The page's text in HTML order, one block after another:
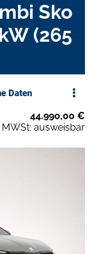
Sko
(265
Daten
44.990,00 €
MWSt: ausweisbar